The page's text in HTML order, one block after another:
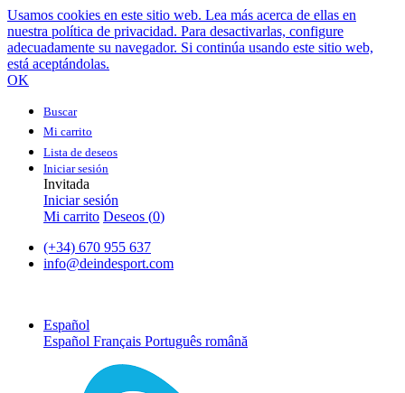
Usamos cookies en este sitio web. Lea más acerca de ellas en
nuestra política de privacidad. Para desactivarlas, configure
adecuadamente su navegador. Si continúa usando este sitio web,
está aceptándolas.
OK
Buscar
Mi carrito
Lista de deseos
Iniciar sesión
Invitada
Iniciar sesión
Mi carrito Deseos (0)
(+34) 670 955 637
info@deindesport.com
Español
Español Français Português română